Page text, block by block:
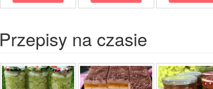
Przepisy na czasie